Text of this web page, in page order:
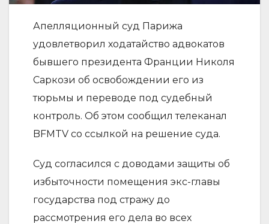
Апелляционный суд Парижа
удовлетворил ходатайство адвокатов
бывшего президента Франции Николя
Саркози об освобождении его из
тюрьмы и переводе под судебный
контроль. Об этом сообщил телеканал
BFMTV со ссылкой на решение суда.
Суд согласился с доводами защиты об
избыточности помещения экс-главы
государства под стражу до
рассмотрения его дела во всех